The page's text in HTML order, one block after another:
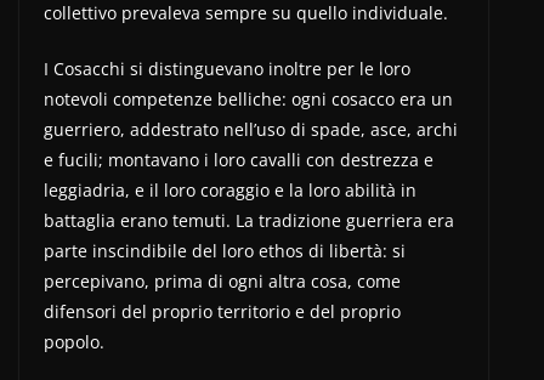
collettivo prevaleva sempre su quello individuale.
I Cosacchi si distinguevano inoltre per le loro
notevoli competenze belliche: ogni cosacco era un
guerriero, addestrato nell’uso di spade, asce, archi
e fucili; montavano i loro cavalli con destrezza e
leggiadria, e il loro coraggio e la loro abilità in
battaglia erano temuti. La tradizione guerriera era
parte inscindibile del loro ethos di libertà: si
percepivano, prima di ogni altra cosa, come
difensori del proprio territorio e del proprio
popolo.